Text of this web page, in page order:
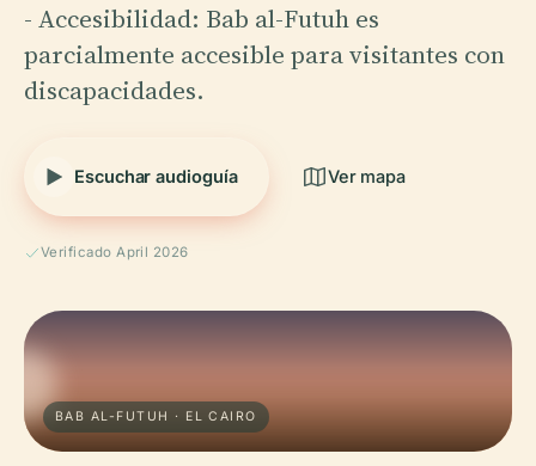
- Accesibilidad: Bab al-Futuh es
parcialmente accesible para visitantes con
discapacidades.
Escuchar audioguía Ver mapa
Verificado April 2026
BAB AL-FUTUH · EL CAIRO